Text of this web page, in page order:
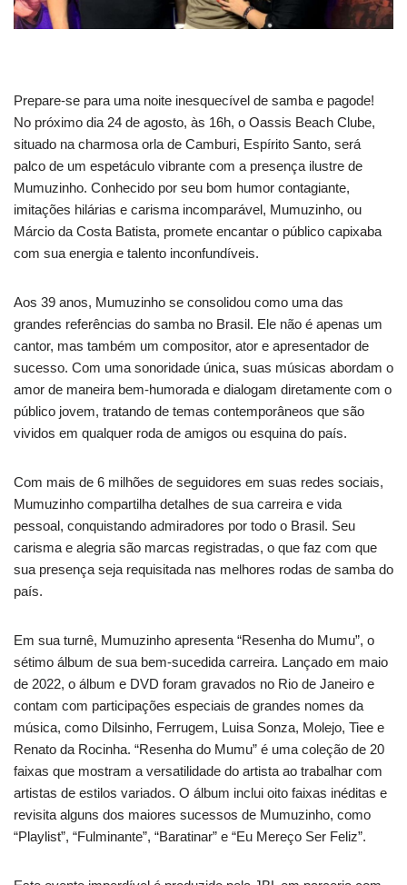
Prepare-se para uma noite inesquecível de samba e pagode!
No próximo dia 24 de agosto, às 16h, o Oassis Beach Clube,
situado na charmosa orla de Camburi, Espírito Santo, será
palco de um espetáculo vibrante com a presença ilustre de
Mumuzinho. Conhecido por seu bom humor contagiante,
imitações hilárias e carisma incomparável, Mumuzinho, ou
Márcio da Costa Batista, promete encantar o público capixaba
com sua energia e talento inconfundíveis.
Aos 39 anos, Mumuzinho se consolidou como uma das
grandes referências do samba no Brasil. Ele não é apenas um
cantor, mas também um compositor, ator e apresentador de
sucesso. Com uma sonoridade única, suas músicas abordam o
amor de maneira bem-humorada e dialogam diretamente com o
público jovem, tratando de temas contemporâneos que são
vividos em qualquer roda de amigos ou esquina do país.
Com mais de 6 milhões de seguidores em suas redes sociais,
Mumuzinho compartilha detalhes de sua carreira e vida
pessoal, conquistando admiradores por todo o Brasil. Seu
carisma e alegria são marcas registradas, o que faz com que
sua presença seja requisitada nas melhores rodas de samba do
país.
Em sua turnê, Mumuzinho apresenta “Resenha do Mumu”, o
sétimo álbum de sua bem-sucedida carreira. Lançado em maio
de 2022, o álbum e DVD foram gravados no Rio de Janeiro e
contam com participações especiais de grandes nomes da
música, como Dilsinho, Ferrugem, Luisa Sonza, Molejo, Tiee e
Renato da Rocinha. “Resenha do Mumu” é uma coleção de 20
faixas que mostram a versatilidade do artista ao trabalhar com
artistas de estilos variados. O álbum inclui oito faixas inéditas e
revisita alguns dos maiores sucessos de Mumuzinho, como
“Playlist”, “Fulminante”, “Baratinar” e “Eu Mereço Ser Feliz”.